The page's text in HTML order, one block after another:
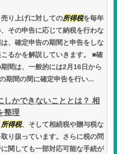
り上げに対しての所得税を毎年
その申告に応じて納税を行わな
、確定申告の期間と申告をしな
るかを解説していきます。 ■確
間は、一般的には2月16日から
期間の間に確定申告を行い...
しかできないこととは？ 相
整理
所得税、そして相続税や贈与税な
り扱っています。さらに税の問
関しても一部対応可能な手続が